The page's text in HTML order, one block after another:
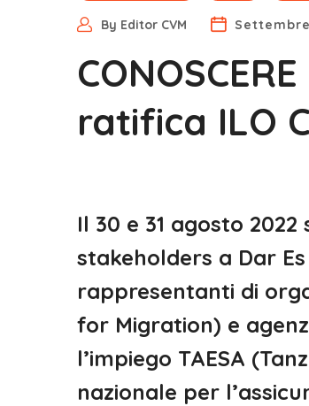
By Editor CVM
ratifica ILO
Il 30 e 31 agosto
stakeholders a Dar
rappresentanti di
for Migration) e
l’impiego TAESA
nazionale per